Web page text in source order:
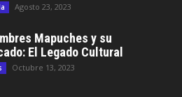
Agosto 23, 2023
Mapuches y su
El Legado Cultural
Octubre 13, 2023